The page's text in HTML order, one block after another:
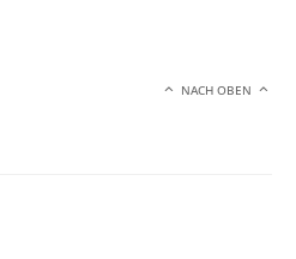
NACH OBEN